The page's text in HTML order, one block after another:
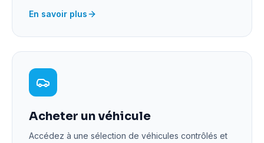
En savoir plus
Acheter un véhicule
Accédez à une sélection de véhicules contrôlés et